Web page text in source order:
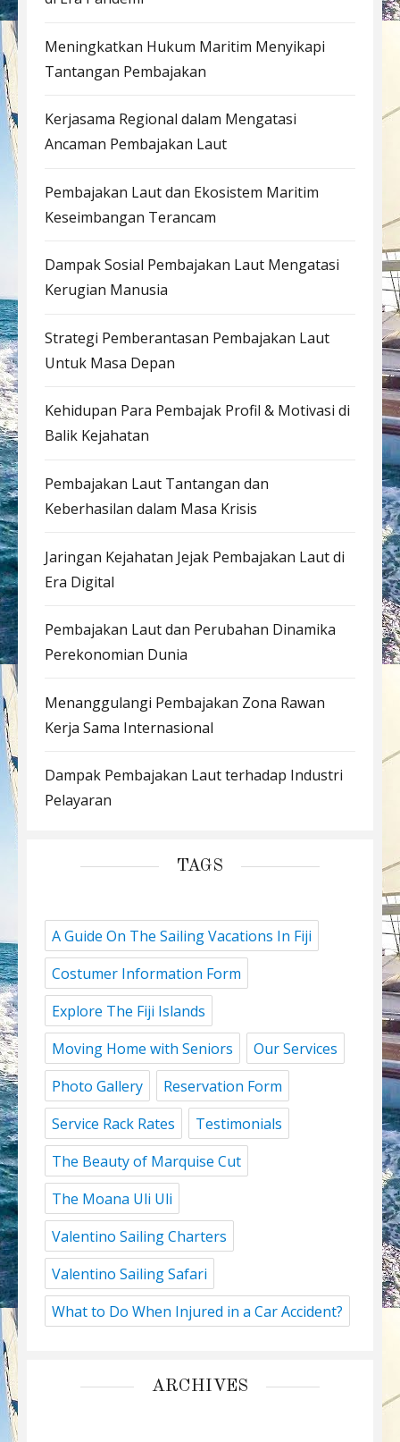
Meningkatkan Hukum Maritim Menyikapi
Tantangan Pembajakan
Kerjasama Regional dalam Mengatasi
Ancaman Pembajakan Laut
Pembajakan Laut dan Ekosistem Maritim
Keseimbangan Terancam
Dampak Sosial Pembajakan Laut Mengatasi
Kerugian Manusia
Strategi Pemberantasan Pembajakan Laut
Untuk Masa Depan
Kehidupan Para Pembajak Profil & Motivasi di
Balik Kejahatan
Pembajakan Laut Tantangan dan
Keberhasilan dalam Masa Krisis
Jaringan Kejahatan Jejak Pembajakan Laut di
Era Digital
Pembajakan Laut dan Perubahan Dinamika
Perekonomian Dunia
Menanggulangi Pembajakan Zona Rawan
Kerja Sama Internasional
Dampak Pembajakan Laut terhadap Industri
Pelayaran
TAGS
A Guide On The Sailing Vacations In Fiji
Costumer Information Form
Explore The Fiji Islands
Moving Home with Seniors
Our Services
Photo Gallery
Reservation Form
Service Rack Rates
Testimonials
The Beauty of Marquise Cut
The Moana Uli Uli
Valentino Sailing Charters
Valentino Sailing Safari
What to Do When Injured in a Car Accident?
ARCHIVES